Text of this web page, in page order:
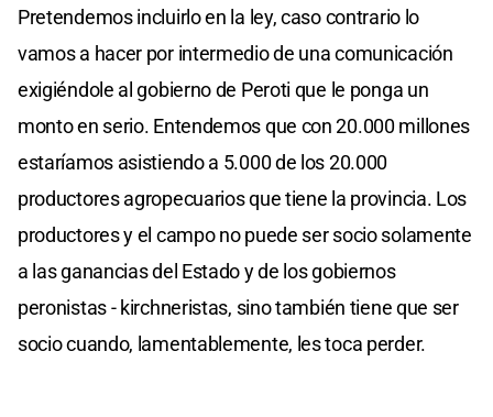
Pretendemos incluirlo en la ley, caso contrario lo
vamos a hacer por intermedio de una comunicación
exigiéndole al gobierno de Peroti que le ponga un
monto en serio. Entendemos que con 20.000 millones
estaríamos asistiendo a 5.000 de los 20.000
productores agropecuarios que tiene la provincia. Los
productores y el campo no puede ser socio solamente
a las ganancias del Estado y de los gobiernos
peronistas - kirchneristas, sino también tiene que ser
socio cuando, lamentablemente, les toca perder.